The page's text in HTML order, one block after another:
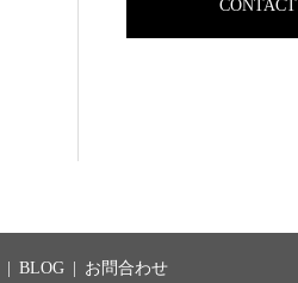
CONTACT
BLOG お問合わせ